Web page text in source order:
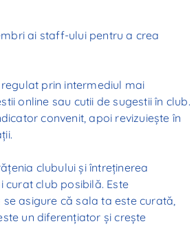
ai staff-ului pentru a crea
prin intermediul mai
online sau cutii de sugestii în club.
convenit, apoi revizuiește în
clubului și întreținerea
curat club posibilă. Este
asigure că sala ta este curată,
un diferențiator și crește